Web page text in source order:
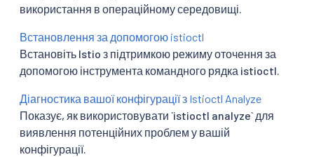
використання в операційному середовищі.
Встановлення за допомогою istioctl
Встановіть Istio з підтримкою режиму оточення за
допомогою інструмента командного рядка istioctl.
Діагностика вашої конфігурації з Istioctl Analyze
Показує, як використовувати `istioctl analyze` для
виявлення потенційних проблем у вашій
конфігурації.